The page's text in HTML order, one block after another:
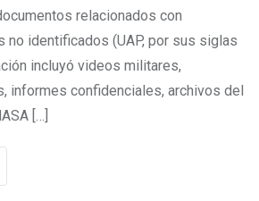
relacionados con
no identificados (UAP, por sus siglas
incluyó videos militares,
informes confidenciales, archivos del
[…]